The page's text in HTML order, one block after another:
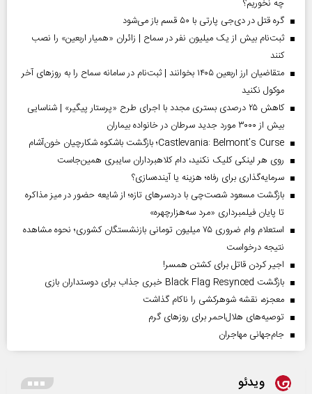
چه نخوریم؟
گره قتل در دی‌جی پارتی با ۵۰ قسم باز می‌شود
ثبت‌نام بیش از یک میلیون نفر در سماح | زائران «همیار اربعین» را نصب
کنند
متقاضیان ارز اربعین ۱۴۰۵ بخوانند | ثبت‌نام در سامانه سماح را به روز‌های آخر
موکول نکنید
کاهش ۲۵ درصدی بستری مجدد با اجرای طرح «پرستار پیگیر» | شناسایی
بیش از ۳۰۰۰ مورد جدید سرطان در خانواده بیماران
Castlevania: Belmont’s Curse؛ بازگشت باشکوه شکارچیان خون‌آشام
روی هر لینکی کلیک نکنید، دام کلاهبرداران سایبری همین‌جاست
سرمایه‌گذاری برای رفاه؛ هزینه یا آینده‌سازی؟
بازگشت مسعود شصت‌چی با دردسر‌های تازه؛ از شایعه حضور در میز مذاکره
تا پایان فیلمبرداری «مرد سه‌هزارچهره»
استعلام وام ضروری ۷۵ میلیون تومانی بازنشستگان کشوری؛ نحوه مشاهده
نتیجه درخواست
اجیر کردن قاتل برای کشتن همسر!
بازگشت Black Flag Resynced خبری جذاب برای دوستداران بازی
معجزه، نقشه شوهرکشی را ناکام گذاشت
توصیه‌های هلال‌احمر برای روز‌های گرم
جام‌جهانی مهاجران
ویدئو